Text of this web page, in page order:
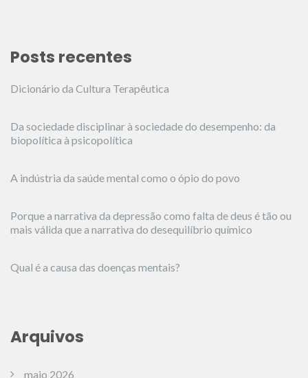
Posts recentes
Dicionário da Cultura Terapêutica
Da sociedade disciplinar à sociedade do desempenho: da
biopolítica à psicopolítica
A indústria da saúde mental como o ópio do povo
Porque a narrativa da depressão como falta de deus é tão ou
mais válida que a narrativa do desequilíbrio químico
Qual é a causa das doenças mentais?
Arquivos
maio 2026